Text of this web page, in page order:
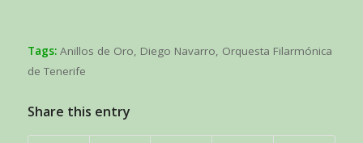
Tags: Anillos de Oro Diego Navarro Orquesta Filarmónica
de Tenerife
Share this entry